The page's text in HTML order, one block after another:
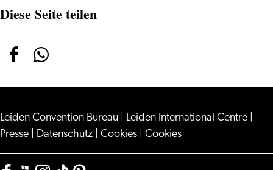
Diese Seite teilen
Diese
auf
Facebook
Diese
auf
WhatsApp
Leiden Convention Bureau Leiden International Centre
Presse
Datenschutz Cookies Cookies